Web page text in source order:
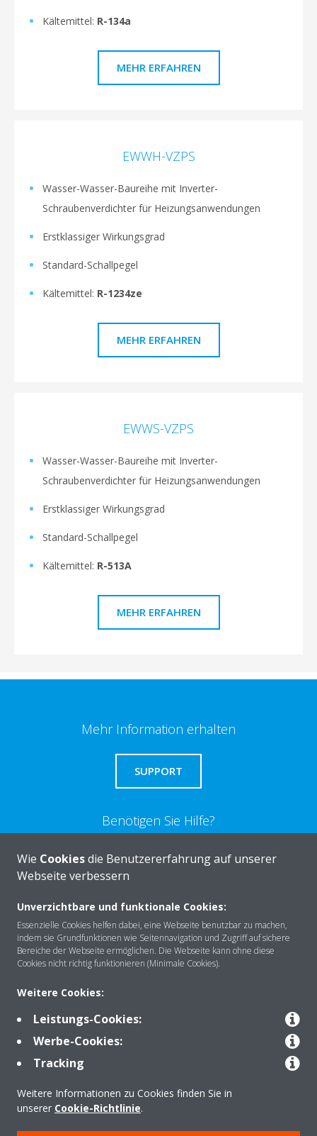
Kältemittel: R-134a
MEHR ERFAHREN
EWWH-VZPS
Wasser-Wasser-Baureihe mit Inverter-
Schraubenverdichter für Heizungsanwendungen
Erstklassiger Wirkungsgrad
Standard-Schallpegel
Kältemittel: R-1234ze
MEHR ERFAHREN
EWWS-VZPS
Wasser-Wasser-Baureihe mit Inverter-
Schraubenverdichter für Heizungsanwendungen
Erstklassiger Wirkungsgrad
Standard-Schallpegel
Kältemittel: R-513A
MEHR ERFAHREN
Mehr Information erhalten
SUPPORT
Benötigen Sie Hilfe?
KONTAKTIEREN SIE UNS
Über DAIKIN
Anwendungsbereiche
Produkte
Wie Cookiesdie Benutzererfahrung auf unserer
Webseite verbessern
Unverzichtbare und funktionale Cookies:
Essenzielle Cookies helfen dabei, eine Webseite benutzbar zu machen,
indem sie Grundfunktionen wie Seitennavigation und Zugriff auf sichere
Bereiche der Webseite ermöglichen. Die Webseite kann ohne diese
Cookies nicht richtig funktionieren (Minimale Cookies).
Weitere Cookies:
Leistungs-Cookies:
Werbe-Cookies:
Tracking
Weitere Informationen zu Cookies finden Sie in
unserer Cookie-Richtlinie.